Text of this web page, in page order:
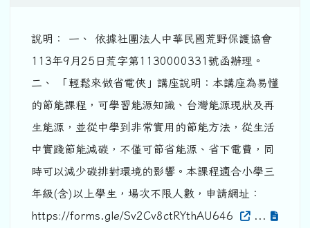
說明： 一、 依據社團法人中華民國荒野保護協會
113年9月25日荒字第1130000331號函辦理。
二、 「輕鬆來做省電俠」講座說明：本講座為易懂
的節能課程，可學習能源知識、台灣能源現狀及再
生能源，並從中學到非常實用的節能方法，從生活
中實踐節能減碳，不僅可節省能源、省下電費，同
時可以減少碳排對環境的影響。本課程適合小學三
年級(含)以上學生，場次不限人數，申請網址：
https://forms.gle/Sv2Cv8ctRYthAU646
...